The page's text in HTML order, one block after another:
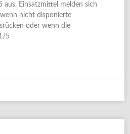
aus. Einsatzmittel melden sich
nicht disponierte
oder wenn die
5